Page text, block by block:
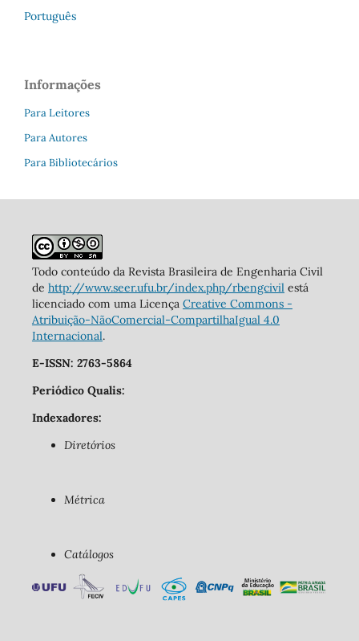
Português
Informações
Para Leitores
Para Autores
Para Bibliotecários
Todo conteúdo da Revista Brasileira de Engenharia Civil
de http://www.seer.ufu.br/index.php/rbengcivilestá
licenciado com uma Licença Creative Commons -
Atribuição-NãoComercial-CompartilhaIgual 4.0
Internacional.
E-ISSN: 2763-5864
Periódico Qualis:
Indexadores:
Diretórios
Métrica
Catálogos